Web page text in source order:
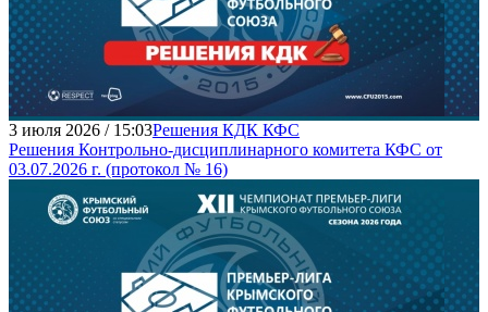
3 июля 2026 / 15:03Решения КДК КФС
Решения Контрольно-дисциплинарного комитета КФС от
03.07.2026 г. (протокол № 16)